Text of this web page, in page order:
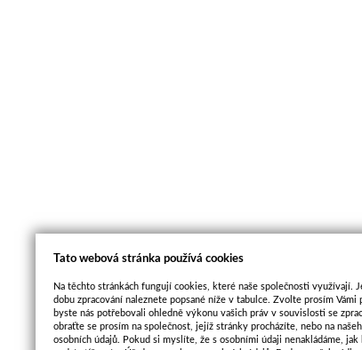
Tato webová stránka používá cookies
Na těchto stránkách fungují cookies, které naše společnosti využívají.
dobu zpracování naleznete popsané níže v tabulce. Zvolte prosím Vámi
byste nás potřebovali ohledně výkonu vašich práv v souvislosti se
obraťte se prosím na společnost, jejíž stránky procházíte, nebo na
osobních údajů. Pokud si myslíte, že s osobními údaji nenakládáme,